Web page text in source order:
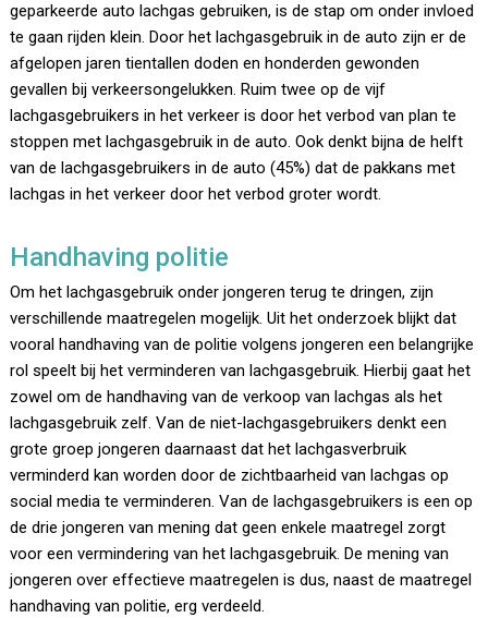
geparkeerde auto lachgas gebruiken, is de stap om onder invloed
te gaan rijden klein. Door het lachgasgebruik in de auto zijn er de
afgelopen jaren tientallen doden en honderden gewonden
gevallen bij verkeersongelukken. Ruim twee op de vijf
lachgasgebruikers in het verkeer is door het verbod van plan te
stoppen met lachgasgebruik in de auto. Ook denkt bijna de helft
van de lachgasgebruikers in de auto (45%) dat de pakkans met
lachgas in het verkeer door het verbod groter wordt.
Handhaving politie
Om het lachgasgebruik onder jongeren terug te dringen, zijn
verschillende maatregelen mogelijk. Uit het onderzoek blijkt dat
vooral handhaving van de politie volgens jongeren een belangrijke
rol speelt bij het verminderen van lachgasgebruik. Hierbij gaat het
zowel om de handhaving van de verkoop van lachgas als het
lachgasgebruik zelf. Van de niet-lachgasgebruikers denkt een
grote groep jongeren daarnaast dat het lachgasverbruik
verminderd kan worden door de zichtbaarheid van lachgas op
social media te verminderen. Van de lachgasgebruikers is een op
de drie jongeren van mening dat geen enkele maatregel zorgt
voor een vermindering van het lachgasgebruik. De mening van
jongeren over effectieve maatregelen is dus, naast de maatregel
handhaving van politie, erg verdeeld.